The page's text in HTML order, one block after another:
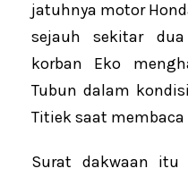
jatuhnya motor
sejauh sekitar
korban Eko
Tubun dalam
Titiek saat
Surat dakwaan itu